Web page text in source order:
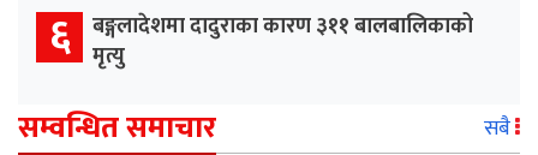
६ बङ्गलादेशमा दादुराका कारण ३११ बालबालिकाको
मृत्यु
सम्वन्धित समाचार सबै